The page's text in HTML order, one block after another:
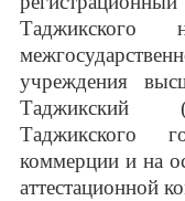
Таджикского
учреждения
Таджикский
Таджикского
коммерции и на
аттестационной